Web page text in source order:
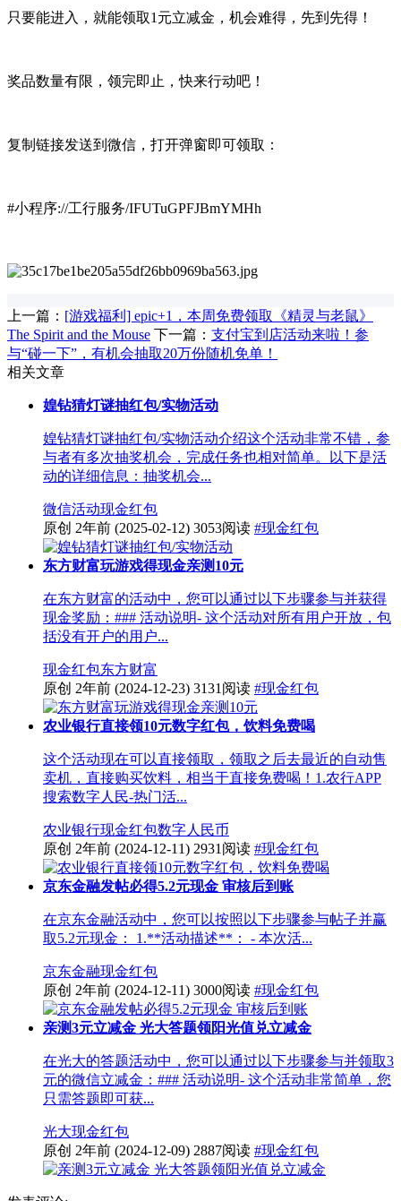
只要能进入，就能领取1元立减金，机会难得，先到先得！
奖品数量有限，领完即止，快来行动吧！
复制链接发送到微信，打开弹窗即可领取：
#小程序://工行服务/IFUTuGPFJBmYMHh
上一篇： [游戏福利] epic+1，本周免费领取《精灵与老鼠》
The Spirit and the Mouse 下一篇： 支付宝到店活动来啦！参
与“碰一下”，有机会抽取20万份随机免单！
相关文章
媓钻猜灯谜抽红包/实物活动
媓钻猜灯谜抽红包/实物活动介绍这个活动非常不错，参
与者有多次抽奖机会，完成任务也相对简单。以下是活
动的详细信息：抽奖机会...
微信活动现金红包
原创 2年前 (2025-02-12) 3053阅读 #现金红包
东方财富玩游戏得现金亲测10元
在东方财富的活动中，您可以通过以下步骤参与并获得
现金奖励：### 活动说明- 这个活动对所有用户开放，包
括没有开户的用户...
现金红包东方财富
原创 2年前 (2024-12-23) 3131阅读 #现金红包
农业银行直接领10元数字红包，饮料免费喝
这个活动现在可以直接领取，领取之后去最近的自动售
卖机，直接购买饮料，相当于直接免费喝！1.农行APP
搜索数字人民-热门活...
农业银行现金红包数字人民币
原创 2年前 (2024-12-11) 2931阅读 #现金红包
京东金融发帖必得5.2元现金 审核后到账
在京东金融活动中，您可以按照以下步骤参与帖子并赢
取5.2元现金： 1.**活动描述**： - 本次活...
京东金融现金红包
原创 2年前 (2024-12-11) 3000阅读 #现金红包
亲测3元立减金 光大答题领阳光值兑立减金
在光大的答题活动中，您可以通过以下步骤参与并领取3
元的微信立减金：### 活动说明- 这个活动非常简单，您
只需答题即可获...
光大现金红包
原创 2年前 (2024-12-09) 2887阅读 #现金红包